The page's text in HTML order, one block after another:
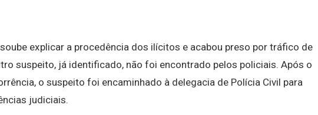
explicar a procedência dos ilícitos e acabou preso por tráfico de
suspeito, já identificado, não foi encontrado pelos policiais. Após o
o suspeito foi encaminhado à delegacia de Polícia Civil para
judiciais.